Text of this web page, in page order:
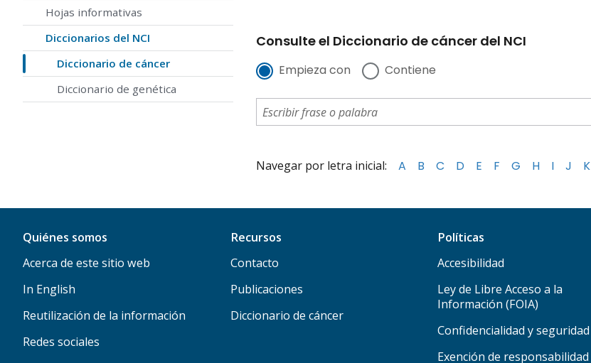
Hojas informativas
Diccionarios del NCI
Diccionario de cáncer
Diccionario de genética
Consulte el Diccionario de cáncer del NCI
Empieza con Contiene
Navegar por letra inicial: A B C D E F G H I J K
Quiénes somos
Acerca de este sitio web
In English
Reutilización de la información
Redes sociales
Recursos
Contacto
Publicaciones
Diccionario de cáncer
Políticas
Accesibilidad
Ley de Libre Acceso a la
Información (FOIA)
Confidencialidad y seguridad
Exención de responsabilidad